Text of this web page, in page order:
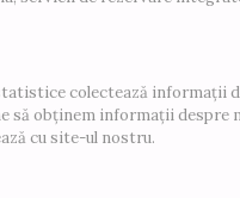
colectează informații
să obținem informații despre
cu site-ul nostru.